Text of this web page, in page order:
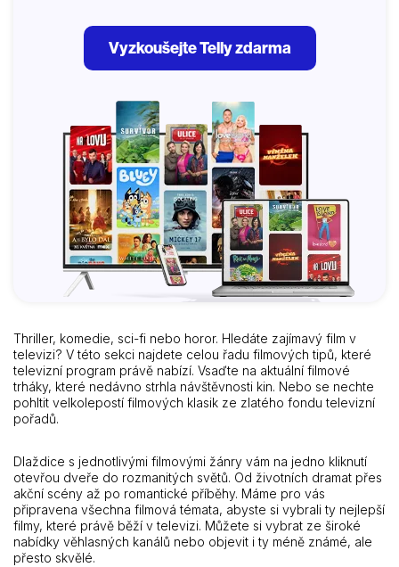
Vyzkoušejte Telly zdarma
Thriller, komedie, sci-fi nebo horor. Hledáte zajímavý film v
televizi? V této sekci najdete celou řadu filmových tipů, které
televizní program právě nabízí. Vsaďte na aktuální filmové
trháky, které nedávno strhla návštěvnosti kin. Nebo se nechte
pohltit velkolepostí filmových klasik ze zlatého fondu televizní
pořadů.
Dlaždice s jednotlivými filmovými žánry vám na jedno kliknutí
otevřou dveře do rozmanitých světů. Od životních dramat přes
akční scény až po romantické příběhy. Máme pro vás
připravena všechna filmová témata, abyste si vybrali ty nejlepší
filmy, které právě běží v televizi. Můžete si vybrat ze široké
nabídky věhlasných kanálů nebo objevit i ty méně známé, ale
přesto skvělé.